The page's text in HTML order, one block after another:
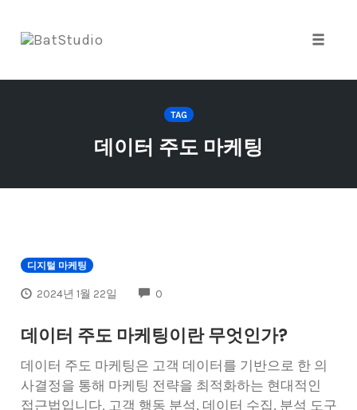
TAG
데이터 주도 마케팅
디지털 마케팅
2024년 1월 22일 0
데이터 주도 마케팅이란 무엇인가?
데이터 주도 마케팅은 고객 데이터를 기반으로 한 의
사결정을 통해 마케팅 전략을 최적화하는 현대적인
접근법입니다. 고객 행동 분석, 데이터 수집, 분석 도구